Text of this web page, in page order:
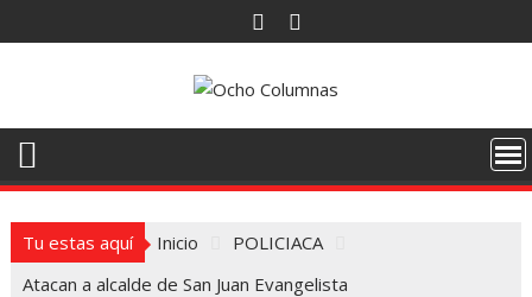
al
Tu estas aquí Inicio
POLICIACA
Atacan a alcalde de San Juan Evangelista